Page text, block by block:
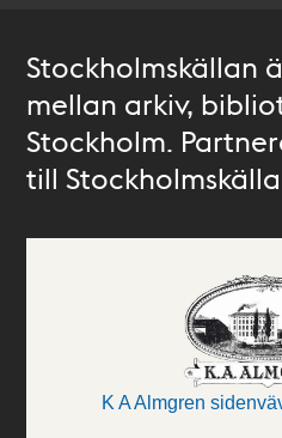
Stockholmskällan
mellan arkiv,
Stockholm.
till
K A Almgren